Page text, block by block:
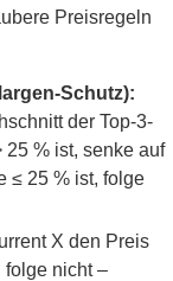
Preisregeln
Schutz):
der Top-3-
% ist, senke auf
≤ 25 % ist, folge
X den Preis
folge nicht –